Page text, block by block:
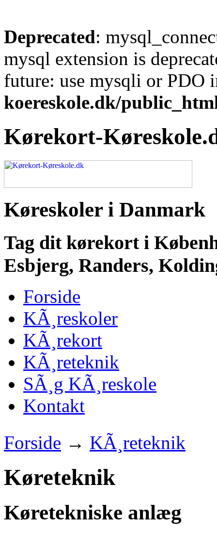
Deprecated:
mysql extension is
future: use mysqli or PDO
koereskole.dk/
Kørekort-
Køreskoler i Danmark
Tag dit kørekort i
Esbjerg, Randers,
Forside
KÃ¸reskoler
KÃ¸rekort
KÃ¸reteknik
SÃ¸g KÃ¸reskole
Kontakt
Forside → KÃ¸reteknik
Køreteknik
Køretekniske anlæg